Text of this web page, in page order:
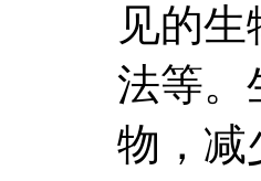
见的
法等。
物，减